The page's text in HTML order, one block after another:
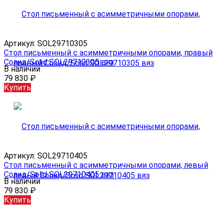
Артикул: SOL29710305
Стол письменный с асимметричными опорами, правый
Солид/Solid SOL29710305 вяз
В наличии
79 830 ₽
Купить
Артикул: SOL29710405
Стол письменный с асимметричными опорами, левый
Солид/Solid SOL29710405 вяз
В наличии
79 830 ₽
Купить